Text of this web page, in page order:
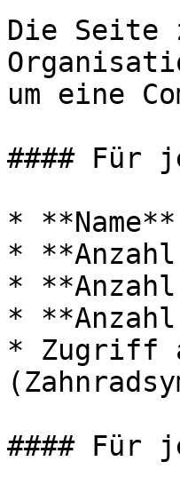
Die Seite
um eine
#### Für
*
*
*
* **Anzahl
* Zugriff
#### Für